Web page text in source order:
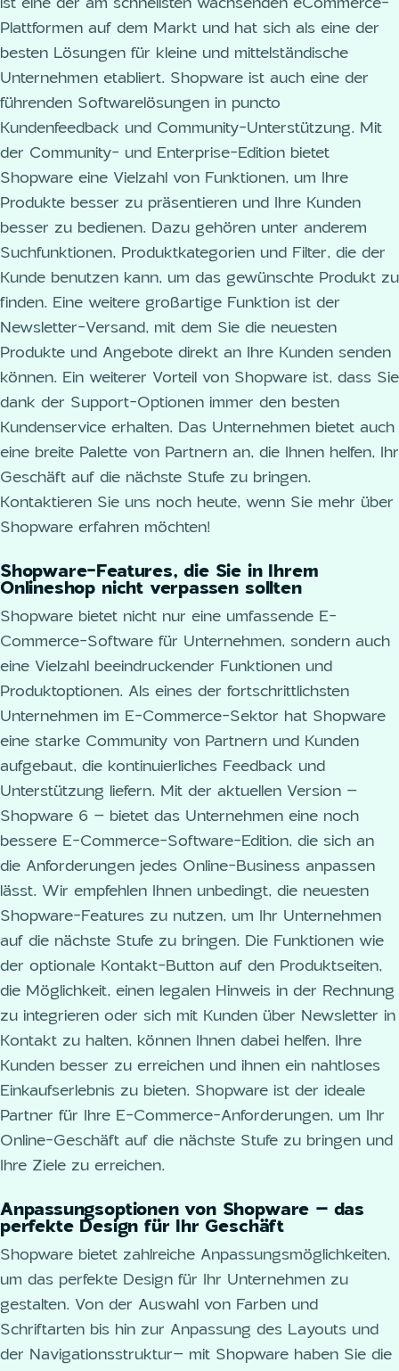
ist eine der am schnellsten wachsenden eCommerce-
Plattformen auf dem Markt und hat sich als eine der
besten Lösungen für kleine und mittelständische
Unternehmen etabliert. Shopware ist auch eine der
führenden Softwarelösungen in puncto
Kundenfeedback und Community-Unterstützung. Mit
der Community- und Enterprise-Edition bietet
Shopware eine Vielzahl von Funktionen, um Ihre
Produkte besser zu präsentieren und Ihre Kunden
besser zu bedienen. Dazu gehören unter anderem
Suchfunktionen, Produktkategorien und Filter, die der
Kunde benutzen kann, um das gewünschte Produkt zu
finden. Eine weitere großartige Funktion ist der
Newsletter-Versand, mit dem Sie die neuesten
Produkte und Angebote direkt an Ihre Kunden senden
können. Ein weiterer Vorteil von Shopware ist, dass Sie
dank der Support-Optionen immer den besten
Kundenservice erhalten. Das Unternehmen bietet auch
eine breite Palette von Partnern an, die Ihnen helfen, Ihr
Geschäft auf die nächste Stufe zu bringen.
Kontaktieren Sie uns noch heute, wenn Sie mehr über
Shopware erfahren möchten!
Shopware-Features, die Sie in Ihrem
Onlineshop nicht verpassen sollten
Shopware bietet nicht nur eine umfassende E-
Commerce-Software für Unternehmen, sondern auch
eine Vielzahl beeindruckender Funktionen und
Produktoptionen. Als eines der fortschrittlichsten
Unternehmen im E-Commerce-Sektor hat Shopware
eine starke Community von Partnern und Kunden
aufgebaut, die kontinuierliches Feedback und
Unterstützung liefern. Mit der aktuellen Version –
Shopware 6 – bietet das Unternehmen eine noch
bessere E-Commerce-Software-Edition, die sich an
die Anforderungen jedes Online-Business anpassen
lässt. Wir empfehlen Ihnen unbedingt, die neuesten
Shopware-Features zu nutzen, um Ihr Unternehmen
auf die nächste Stufe zu bringen. Die Funktionen wie
der optionale Kontakt-Button auf den Produktseiten,
die Möglichkeit, einen legalen Hinweis in der Rechnung
zu integrieren oder sich mit Kunden über Newsletter in
Kontakt zu halten, können Ihnen dabei helfen, Ihre
Kunden besser zu erreichen und ihnen ein nahtloses
Einkaufserlebnis zu bieten. Shopware ist der ideale
Partner für Ihre E-Commerce-Anforderungen, um Ihr
Online-Geschäft auf die nächste Stufe zu bringen und
Ihre Ziele zu erreichen.
Anpassungsoptionen von Shopware – das
perfekte Design für Ihr Geschäft
Shopware bietet zahlreiche Anpassungsmöglichkeiten,
um das perfekte Design für Ihr Unternehmen zu
gestalten. Von der Auswahl von Farben und
Schriftarten bis hin zur Anpassung des Layouts und
der Navigationsstruktur– mit Shopware haben Sie die